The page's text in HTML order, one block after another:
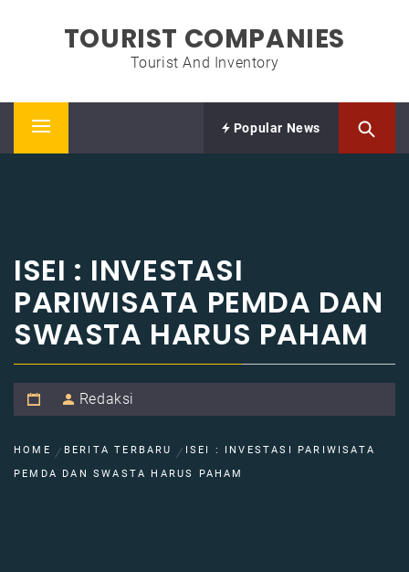
TOURIST COMPANIES
Tourist And Inventory
Primary
Popular News
ISEI : INVESTASI
PARIWISATA PEMDA DAN
SWASTA HARUS PAHAM
Redaksi
HOME BERITA TERBARU
ISEI : INVESTASI PARIWISATA
PEMDA DAN SWASTA HARUS PAHAM